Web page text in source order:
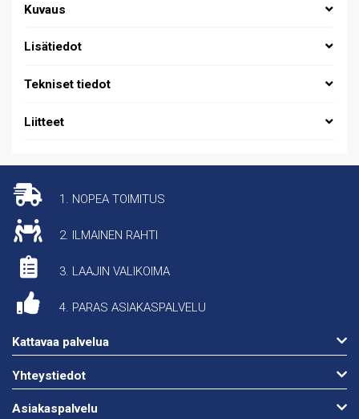
Kuvaus
Lisätiedot
Tekniset tiedot
Liitteet
1. NOPEA TOIMITUS
2. ILMAINEN RAHTI
3. LAAJIN VALIKOIMA
4. PARAS ASIAKASPALVELU
Kattavaa palvelua
Yhteystiedot
Asiakaspalvelu